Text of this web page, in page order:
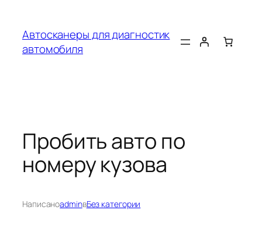
содержимому
Автосканеры для диагностик
автомобиля
Пробить авто по
номеру кузова
НаписаноadminвБез категории